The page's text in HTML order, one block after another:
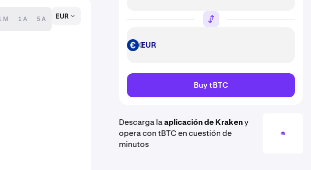
M 1 A 5 A EUR
EUR EUR
Buy tBTC
Descarga laaplicación de Krakeny
opera con tBTC en cuestión de
minutos